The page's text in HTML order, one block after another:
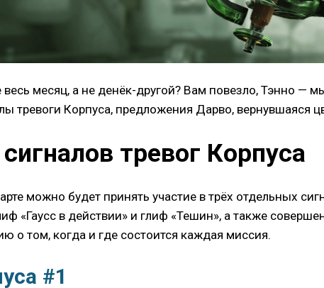
весь месяц, а не денёк-другой? Вам повезло, Тэнно —
тревоги Корпуса, предложения Дарво, вернувшаяся
тревог Корпуса
можно будет принять участие в трёх отдельных
«Гаусс в действии» и глиф «Тешин», а также
о том, когда и где состоится каждая миссия.
#1